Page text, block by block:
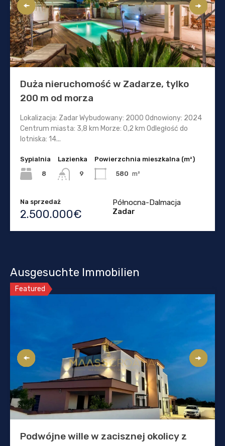
Duża nieruchomość w Zadarze, tylko
200 m od morza
Lokalizacja: Zadar Wybudowany: 2000 Odnowiony: 2024
Centrum miasta: 3,8 km Morze: 0,2 km Odległość do
lotniska: 14...
Sypialnia
8
Lazienka
9
Powierzchnia mieszkalna (m²)
580 m²
Na sprzedaż
2.500.000€
Północna-Dalmacja
Zadar
Ausgesuchte Immobilien
Featured
Podwójne wille w zacisznej okolicy z